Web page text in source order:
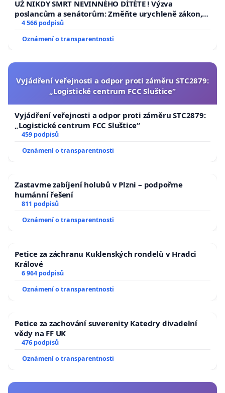
UŽ NIKDY SMRT NEVINNÉHO DÍTĚTE ! Výzva
poslancům a senátorům: Změňte urychleně zákon,
aby se tragédie malé Viktorky už nemohla opakovat!
4 566 podpisů
Oznámení o transparentnosti
Vyjádření veřejnosti a odpor proti záměru STC2879:
„Logistické centrum FCC Sluštice“
Vyjádření veřejnosti a odpor proti záměru STC2879:
„Logistické centrum FCC Sluštice“
459 podpisů
Oznámení o transparentnosti
Zastavme zabíjení holubů v Plzni – podpořme
humánní řešení
811 podpisů
Oznámení o transparentnosti
Petice za záchranu Kuklenských rondelů v Hradci
Králové
6 964 podpisů
Oznámení o transparentnosti
Petice za zachování suverenity Katedry divadelní
vědy na FF UK
476 podpisů
Oznámení o transparentnosti